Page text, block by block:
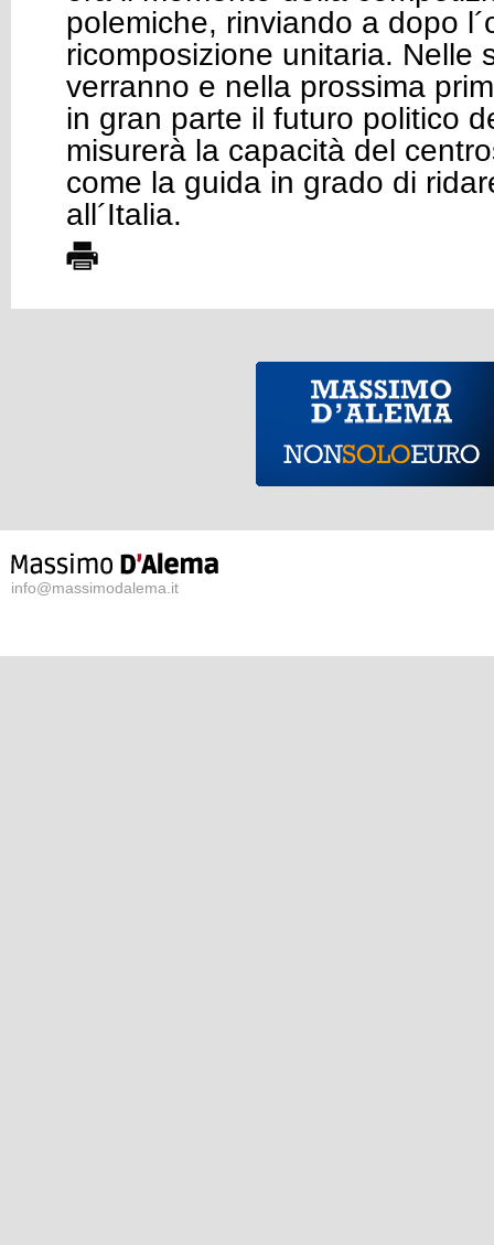
polemiche, rinviando a dopo
ricomposizione unitaria. Nelle
verranno e nella prossima
in gran parte il futuro politico
misurerà la capacità del
come la guida in grado di
all´Italia.
info@massimodalema.it